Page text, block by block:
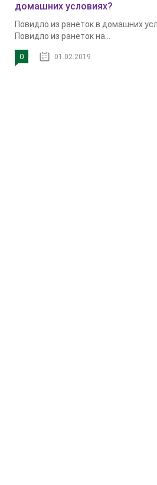
домашних условиях?
Повидло из ранеток в домашних
Повидло из ранеток на...
0 01.02.2019